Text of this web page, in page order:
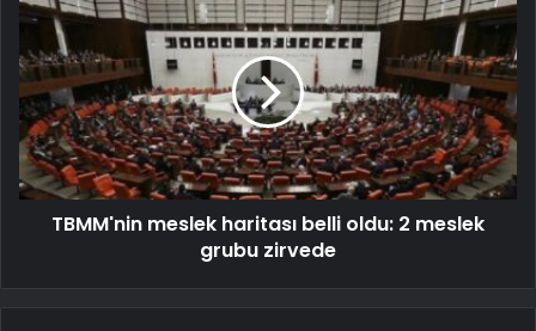
TBMM'nin meslek haritası belli oldu: 2 meslek
grubu zirvede